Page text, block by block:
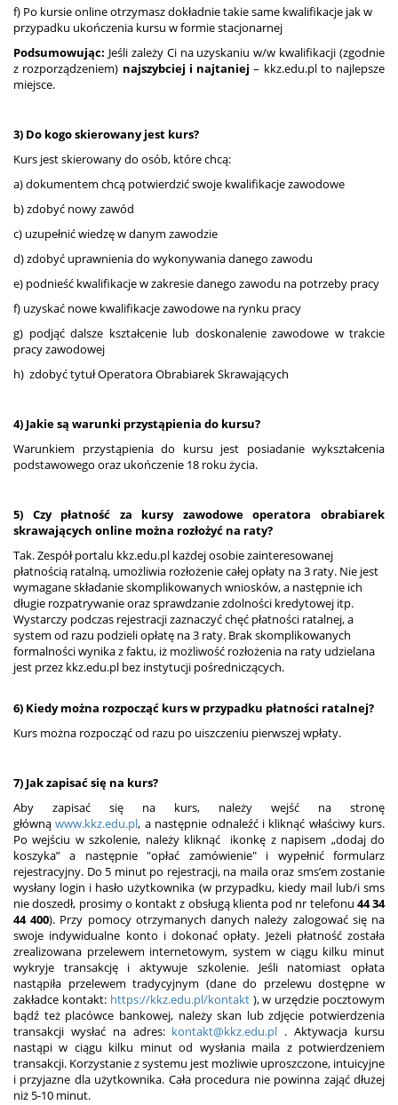
f) Po kursie online otrzymasz dokładnie takie same kwalifikacje jak w
przypadku ukończenia kursu w formie stacjonarnej
Podsumowując: Jeśli zależy Ci na uzyskaniu w/w kwalifikacji (zgodnie
z rozporządzeniem) najszybciej i najtaniej – kkz.edu.pl to najlepsze
miejsce.
3) Do kogo skierowany jest kurs?
Kurs jest skierowany do osób, które chcą:
a) dokumentem chcą potwierdzić swoje kwalifikacje zawodowe
b) zdobyć nowy zawód
c) uzupełnić wiedzę w danym zawodzie
d) zdobyć uprawnienia do wykonywania danego zawodu
e) podnieść kwalifikacje w zakresie danego zawodu na potrzeby pracy
f) uzyskać nowe kwalifikacje zawodowe na rynku pracy
g) podjąć dalsze kształcenie lub doskonalenie zawodowe w trakcie
pracy zawodowej
h) zdobyć tytuł Operatora Obrabiarek Skrawających
4) Jakie są warunki przystąpienia do kursu?
Warunkiem przystąpienia do kursu jest posiadanie wykształcenia
podstawowego oraz ukończenie 18 roku życia.
5) Czy płatność za kursy zawodowe operatora obrabiarek
skrawających online można rozłożyć na raty?
Tak. Zespół portalu kkz.edu.pl każdej osobie zainteresowanej
płatnością ratalną, umożliwia rozłożenie całej opłaty na 3 raty. Nie jest
wymagane składanie skomplikowanych wniosków, a następnie ich
długie rozpatrywanie oraz sprawdzanie zdolności kredytowej itp.
Wystarczy podczas rejestracji zaznaczyć chęć płatności ratalnej, a
system od razu podzieli opłatę na 3 raty. Brak skomplikowanych
formalności wynika z faktu, iż możliwość rozłożenia na raty udzielana
jest przez kkz.edu.pl bez instytucji pośredniczących.
6) Kiedy można rozpocząć kurs w przypadku płatności ratalnej?
Kurs można rozpocząć od razu po uiszczeniu pierwszej wpłaty.
7) Jak zapisać się na kurs?
Aby zapisać się na kurs, należy wejść na stronę
głównąwww.kkz.edu.pl, a następnie odnaleźć i kliknąć właściwy kurs.
Po wejściu w szkolenie, należy kliknąć ikonkę z napisem „dodaj do
koszyka” a następnie "opłać zamówienie" i wypełnić formularz
rejestracyjny. Do 5 minut po rejestracji, na maila oraz sms’em zostanie
wysłany login i hasło użytkownika (w przypadku, kiedy mail lub/i sms
nie doszedł, prosimy o kontakt z obsługą klienta pod nr telefonu 44 34
44 400). Przy pomocy otrzymanych danych należy zalogować się na
swoje indywidualne konto i dokonać opłaty. Jeżeli płatność została
zrealizowana przelewem internetowym, system w ciągu kilku minut
wykryje transakcję i aktywuje szkolenie. Jeśli natomiast opłata
nastąpiła przelewem tradycyjnym (dane do przelewu dostępne w
zakładce kontakt: https://kkz.edu.pl/kontakt), w urzędzie pocztowym
bądź też placówce bankowej, należy skan lub zdjęcie potwierdzenia
transakcji wysłać na adres: kontakt@kkz.edu.pl . Aktywacja kursu
nastąpi w ciągu kilku minut od wysłania maila z potwierdzeniem
transakcji. Korzystanie z systemu jest możliwie uproszczone, intuicyjne
i przyjazne dla użytkownika. Cała procedura nie powinna zająć dłużej
niż 5-10 minut.